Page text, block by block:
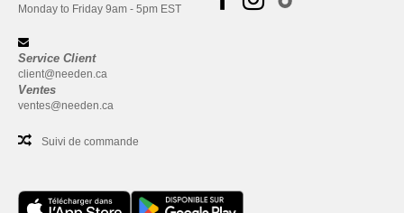
Monday to Friday 9am - 5pm EST
Service Client
client@needen.ca
Ventes
ventes@needen.ca
Suivi de commande